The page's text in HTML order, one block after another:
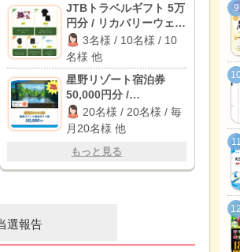
JTBトラベルギフト 5万
円分 / リカバリーウェア
/ スマートウォッチ 他
3名様 / 10名様 / 10
名様 他
星野リゾート宿泊券
50,000円分 /
PlayStation 5 / カタロ
グギフト 他
20名様 / 20名様 / 毎
月20名様 他
もっと見る
選報告